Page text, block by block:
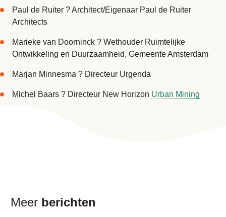
Paul de Ruiter ? Architect/Eigenaar Paul de Ruiter
Architects
Marieke van Doorninck ? Wethouder Ruimtelijke
Ontwikkeling en Duurzaamheid, Gemeente Amsterdam
Marjan Minnesma ? Directeur Urgenda
Michel Baars ? Directeur New Horizon Urban Mining
Meer berichten